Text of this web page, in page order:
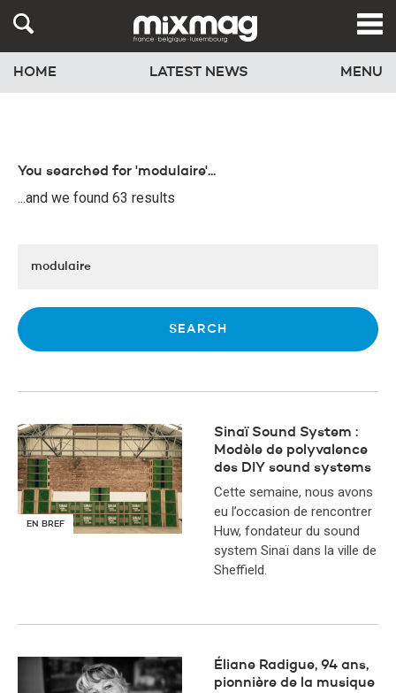
HOME LATEST NEWS MENU
You searched for 'modulaire'...
...and we found 63 results
EN BREF
Sinaï Sound System :
Modèle de polyvalence
des DIY sound systems
Cette semaine, nous avons
eu l’occasion de rencontrer
Huw, fondateur du sound
system Sinaï dans la ville de
Sheffield.
Éliane Radigue, 94 ans,
pionnière de la musique